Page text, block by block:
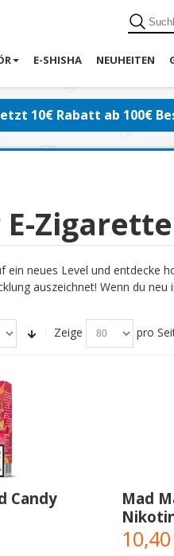
E-SHISHA NEUHEITEN
10€ Rabatt ab 100€
ein neues Level und entdecke
auszeichnet! Wenn du
Zeige pro
Candy
Mad